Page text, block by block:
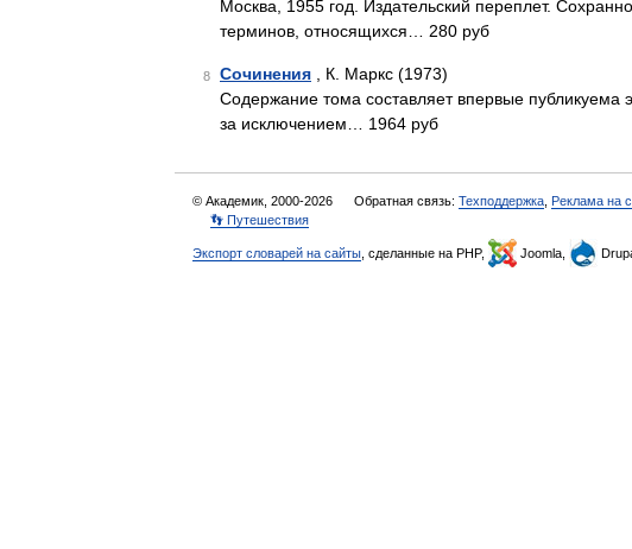
Москва, 1955 год. Издательский переплет.
терминов, относящихся… 280 руб
8 Сочинения , К. Маркс (1973)
Содержание тома составляет впервые публикуема
за исключением… 1964 руб
© Академик, 2000-2026 Обратная связь: Техподдержка Реклама на
👣 Путешествия
Экспорт словарей на сайты , сделанные на PHP, Joomla,